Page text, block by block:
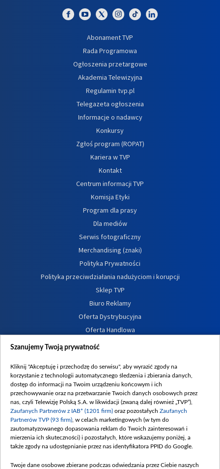
Abonament TVP
Rada Programowa
Ogłoszenia przetargowe
Akademia Telewizyjna
Regulamin tvp.pl
Telegazeta ogłoszenia
Informacje o nadawcy
Konkursy
Zgłoś program (ROPAT)
Kariera w TVP
Kontakt
Centrum informacji TVP
Komisja Etyki
Program dla prasy
Dla mediów
Serwis fotograficzny
Merchandising (znaki)
Polityka Prywatności
Polityka przeciwdziałania nadużyciom i korupcji
Sklep TVP
Biuro Reklamy
Oferta Dystrybucyjna
Oferta Handlowa
Dostępność
Procedura zgłoszeń wewnętrznych
Szanujemy Twoją prywatność
Kliknij "Akceptuję i przechodzę do serwisu", aby wyrazić zgody na
korzystanie z technologii automatycznego śledzenia i zbierania danych,
dostęp do informacji na Twoim urządzeniu końcowym i ich
przechowywanie oraz na przetwarzanie Twoich danych osobowych przez
nas, czyli Telewizję Polską S.A. w likwidacji (zwaną dalej również „TVP”),
Zaufanych Partnerów z IAB* (1201 firm) oraz pozostałych Zaufanych
Partnerów TVP (93 firm) , w celach marketingowych (w tym do
zautomatyzowanego dopasowania reklam do Twoich zainteresowań i
mierzenia ich skuteczności) i pozostałych, które wskazujemy poniżej, a
także zgody na udostępnianie przez nas identyfikatora PPID do Google.
Twoje dane osobowe zbierane podczas odwiedzania przez Ciebie naszych